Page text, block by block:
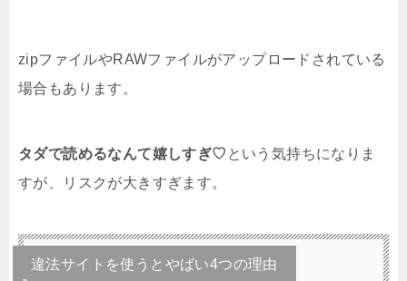
zipファイルやRAWファイルがアップロードされている
場合もあります。
タダで読めるなんて嬉しすぎ♡ という気持ちになりま
すが、リスクが大きすぎます。
違法サイトを使うとやばい4つの理由